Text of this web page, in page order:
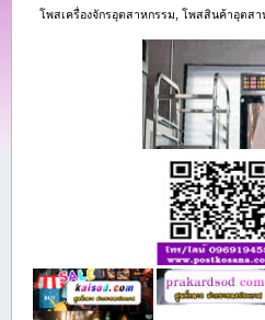
โพสเครื่องจักรอุตสาหกรรม, โพสสินค้าอุตสา